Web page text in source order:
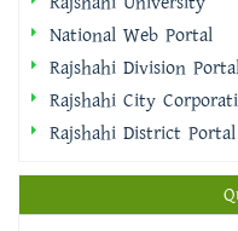
National Web Portal
Rajshahi Division
Rajshahi City
Rajshahi District Portal